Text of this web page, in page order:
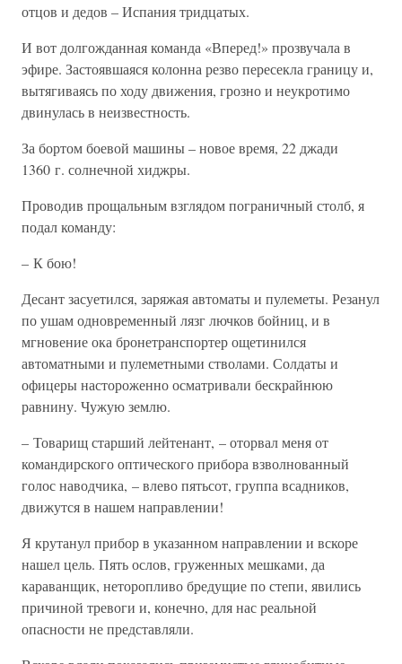
отцов и дедов – Испания тридцатых.
И вот долгожданная команда «Вперед!» прозвучала в
эфире. Застоявшаяся колонна резво пересекла границу и,
вытягиваясь по ходу движения, грозно и неукротимо
двинулась в неизвестность.
За бортом боевой машины – новое время, 22 джади
1360 г. солнечной хиджры.
Проводив прощальным взглядом пограничный столб, я
подал команду:
– К бою!
Десант засуетился, заряжая автоматы и пулеметы. Резанул
по ушам одновременный лязг лючков бойниц, и в
мгновение ока бронетранспортер ощетинился
автоматными и пулеметными стволами. Солдаты и
офицеры настороженно осматривали бескрайнюю
равнину. Чужую землю.
– Товарищ старший лейтенант, – оторвал меня от
командирского оптического прибора взволнованный
голос наводчика, – влево пятьсот, группа всадников,
движутся в нашем направлении!
Я крутанул прибор в указанном направлении и вскоре
нашел цель. Пять ослов, груженных мешками, да
караванщик, неторопливо бредущие по степи, явились
причиной тревоги и, конечно, для нас реальной
опасности не представляли.